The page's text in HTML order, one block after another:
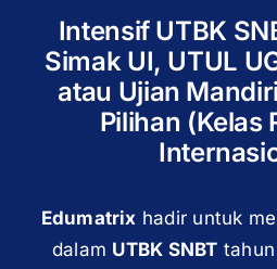
Intensif UTBK
Simak UI, UTUL
atau Ujian
Pilihan (Kelas
Edumatrix hadir untuk
dalam UTBK SNBT